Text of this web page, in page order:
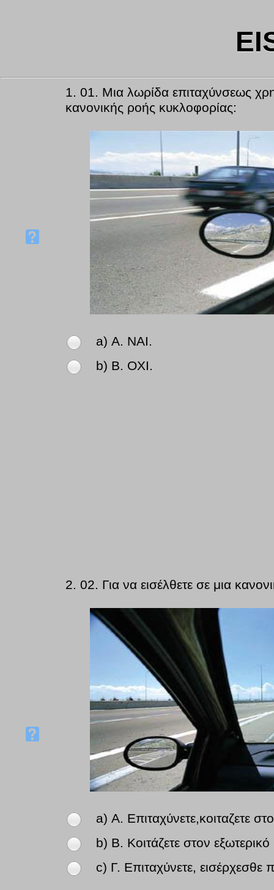
1. 01. Μια λωρίδα επιταχύνσεως
κανονικής ροής κυκλοφορίας:
a) Α. ΝΑΙ.
b) Β. ΟΧΙ.
2. 02. Για να εισέλθετε σε μια
a) Α. Επιταχύνετε,κοιταζετε
b) Β. Κοιτάζετε στον
c) Γ. Επιταχύνετε, εισέρχεσθε